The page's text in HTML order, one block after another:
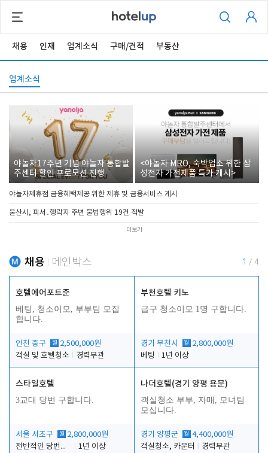
채용 인재 업계소식 구매/견적 부동산
업계소식
야놀자17주년 기념 야놀자 통합발
주센터 할인 프로모션 진행
<야놀자 MRO, 숙박업소 위한 삼
성전자 가전제품 특가 개시>
야놀자제휴점 금융혜택제공 위한 제휴 및 금융서비스 게시
울산시, 피서․행락지 주변 불법행위 19건 적발
더보기
채용 메인박스 1 / 4
호텔에어포트준
베팅, 청소이모, 부부팀 모집
합니다.
인천 중구 월 2,500,000원
객실 및 호텔청소
경력무관
부천호텔 키노
급구 청소이모 1명 구합니다.
경기 부천시 월 2,800,000원
베팅
1년 이상
스타일호텔
3교대 당번 구합니다.
서울 서초구 월 2,800,000원
전반적인 당번업무
1년 이상
나더호텔(경기 양평 용문)
객실청소 부부, 자매, 모녀팀
모십니다.
경기 양평군 월 4,400,000원
객실청소, 카운터
경력무관